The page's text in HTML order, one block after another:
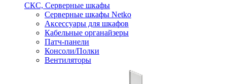
СКС, Серверные шкафы
Серверные шкафы Netko
Аксессуары для шкафов
Кабельные органайзеры
Патч-панели
Консоли/Полки
Вентиляторы